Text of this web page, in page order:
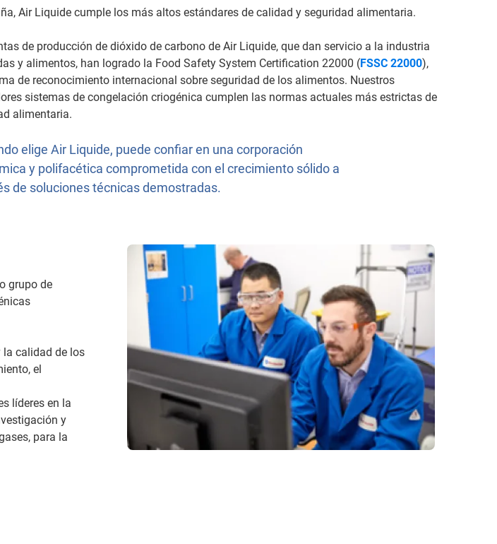
Air Liquide cumple los más altos estándares de calidad y seguridad alimentaria.
de producción de dióxido de carbono de Air Liquide, que dan servicio a la industria
y alimentos, han logrado la Food Safety System Certification 22000 (FSSC 22000),
de reconocimiento internacional sobre seguridad de los alimentos. Nuestros
sistemas de congelación criogénica cumplen las normas actuales más estrictas de
alimentaria.
elige Air Liquide, puede confiar en una corporación
y polifacética comprometida con el crecimiento sólido a
de soluciones técnicas demostradas.
grupo de
la calidad de los
el
líderes en la
y
para la